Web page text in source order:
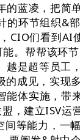
凌，把简
环节组织&
CIO们看到
。帮帮该环
越是超等员
成见，实
体实施，带
，建立ISV
等能力，一